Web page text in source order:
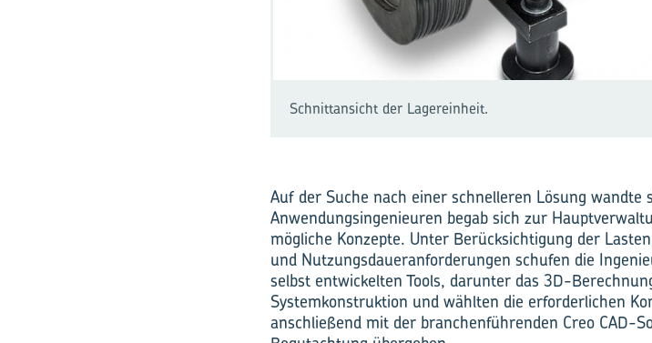
Schnittansicht der Lagereinheit.
Auf der Suche nach einer schnelleren Lösung wandte
Anwendungsingenieuren begab sich zur
mögliche Konzepte. Unter Berücksichtigung der
und Nutzungsdaueranforderungen schufen die
selbst entwickelten Tools, darunter das 3D-
Systemkonstruktion und wählten die erforderlichen
anschließend mit der branchenführenden Creo CAD-